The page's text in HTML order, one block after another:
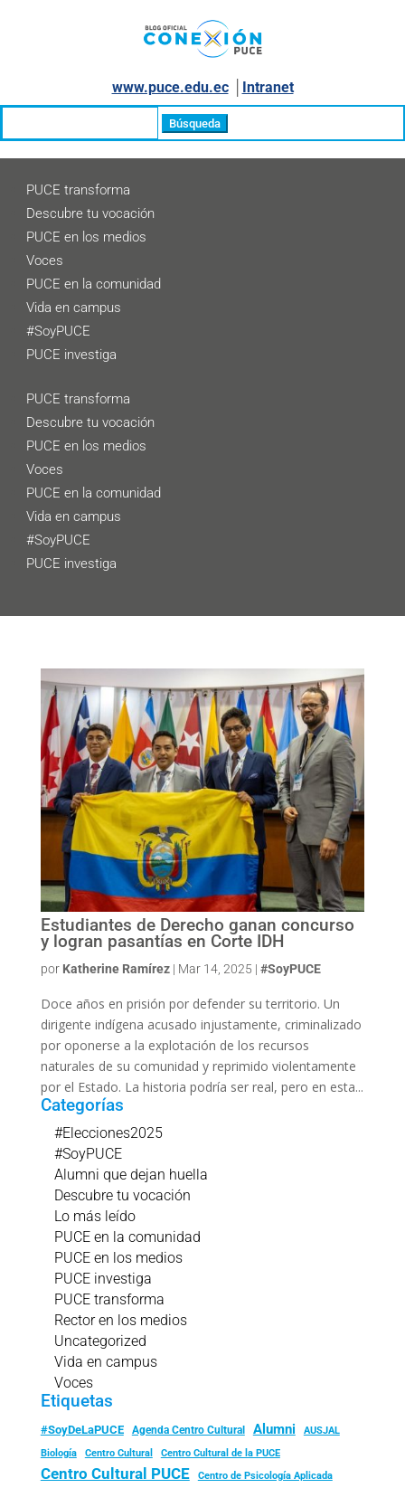
www.puce.edu.ec│ Intranet
PUCE transforma
Descubre tu vocación
PUCE en los medios
Voces
PUCE en la comunidad
Vida en campus
#SoyPUCE
PUCE investiga
PUCE transforma
Descubre tu vocación
PUCE en los medios
Voces
PUCE en la comunidad
Vida en campus
#SoyPUCE
PUCE investiga
Estudiantes de Derecho ganan concurso
y logran pasantías en Corte IDH
por Katherine Ramírez| Mar 14, 2025 | #SoyPUCE
Doce años en prisión por defender su territorio. Un
dirigente indígena acusado injustamente, criminalizado
por oponerse a la explotación de los recursos
naturales de su comunidad y reprimido violentamente
por el Estado. La historia podría ser real, pero en esta...
Categorías
#Elecciones2025
#SoyPUCE
Alumni que dejan huella
Descubre tu vocación
Lo más leído
PUCE en la comunidad
PUCE en los medios
PUCE investiga
PUCE transforma
Rector en los medios
Uncategorized
Vida en campus
Voces
Etiquetas
#SoyDeLaPUCE Agenda Centro Cultural Alumni
AUSJAL
Biología
Centro Cultural Centro Cultural de la PUCE
Centro Cultural PUCE Centro de Psicología Aplicada